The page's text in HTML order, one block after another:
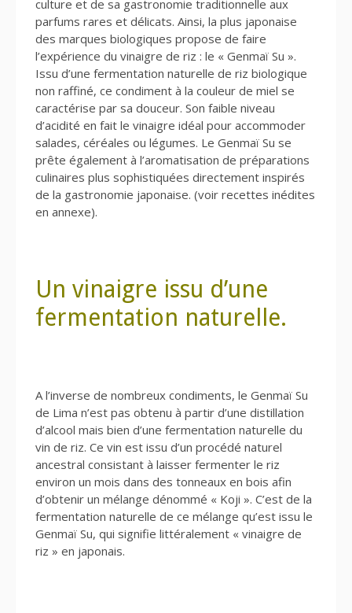
culture et de sa gastronomie traditionnelle aux
parfums rares et délicats. Ainsi, la plus japonaise
des marques biologiques propose de faire
l’expérience du vinaigre de riz : le « Genmaï Su ».
Issu d’une fermentation naturelle de riz biologique
non raffiné, ce condiment à la couleur de miel se
caractérise par sa douceur. Son faible niveau
d’acidité en fait le vinaigre idéal pour accommoder
salades, céréales ou légumes. Le Genmaï Su se
prête également à l’aromatisation de préparations
culinaires plus sophistiquées directement inspirés
de la gastronomie japonaise. (voir recettes inédites
en annexe).
Un vinaigre issu d’une
fermentation naturelle.
A l’inverse de nombreux condiments, le Genmaï Su
de Lima n’est pas obtenu à partir d’une distillation
d’alcool mais bien d’une fermentation naturelle du
vin de riz. Ce vin est issu d’un procédé naturel
ancestral consistant à laisser fermenter le riz
environ un mois dans des tonneaux en bois afin
d’obtenir un mélange dénommé « Koji ». C’est de la
fermentation naturelle de ce mélange qu’est issu le
Genmaï Su, qui signifie littéralement « vinaigre de
riz » en japonais.